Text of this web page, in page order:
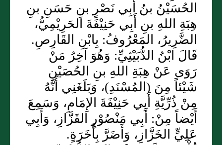
الحُسَيْنُ بنُ أَبِي نَصْرٍ بنِ حَسَنِ بنِ
هِبَةِ اللهِ بنِ أَبِي حَنِيْفَةَ الحَرِيْمِيُّ،
الضَّرِيرُ، المَعْرُوفُ: بِابْنِ القَارِصِ.
قَالَ ابْنُ الدُّبَيْثِيِّ: وَهُوَ آخِرُ مَنْ
رَوَى عَنْ هِبَةِ اللهِ بنِ الحُصَيْنِ
شَيْئاً مِنَ (المُسْنَدِ)، وَبَلَغَنِي أَنَّهُ
مِنْ ذُرِّيَّةِ أَبِي حَنِيْفَةَ الإِمَامِ، وَسَمِعَ
أَيْضاً مِنْ: أَبِي مَنْصُوْرٍ القَزَّازِ، وَأَبِي
عَلِيٍّ الخَزَّازِ، وَأَضَرَّ بِأَخَرَةٍ.